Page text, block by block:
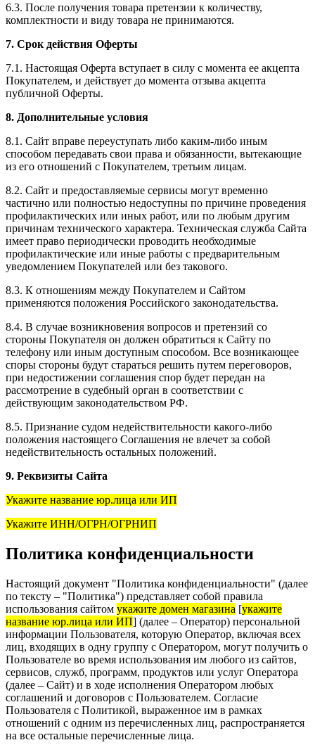
6.3. После получения товара претензии к количеству,
комплектности и виду товара не принимаются.
7. Срок действия Оферты
7.1. Настоящая Оферта вступает в силу с момента ее акцепта
Покупателем, и действует до момента отзыва акцепта
публичной Оферты.
8. Дополнительные условия
8.1. Сайт вправе переуступать либо каким-либо иным
способом передавать свои права и обязанности, вытекающие
из его отношений с Покупателем, третьим лицам.
8.2. Сайт и предоставляемые сервисы могут временно
частично или полностью недоступны по причине проведения
профилактических или иных работ, или по любым другим
причинам технического характера. Техническая служба Сайта
имеет право периодически проводить необходимые
профилактические или иные работы с предварительным
уведомлением Покупателей или без такового.
8.3. К отношениям между Покупателем и Сайтом
применяются положения Российского законодательства.
8.4. В случае возникновения вопросов и претензий со
стороны Покупателя он должен обратиться к Сайту по
телефону или иным доступным способом. Все возникающее
споры стороны будут стараться решить путем переговоров,
при недостижении соглашения спор будет передан на
рассмотрение в судебный орган в соответствии с
действующим законодательством РФ.
8.5. Признание судом недействительности какого-либо
положения настоящего Соглашения не влечет за собой
недействительность остальных положений.
9. Реквизиты Сайта
Укажите название юр.лица или ИП
Укажите ИНН/ОГРН/ОГРНИП
Политика конфиденциальности
Настоящий документ "Политика конфиденциальности" (далее
по тексту – "Политика") представляет собой правила
использования сайтом укажите домен магазина [укажите
название юр.лица или ИП] (далее – Оператор) персональной
информации Пользователя, которую Оператор, включая всех
лиц, входящих в одну группу с Оператором, могут получить о
Пользователе во время использования им любого из сайтов,
сервисов, служб, программ, продуктов или услуг Оператора
(далее – Сайт) и в ходе исполнения Оператором любых
соглашений и договоров с Пользователем. Согласие
Пользователя с Политикой, выраженное им в рамках
отношений с одним из перечисленных лиц, распространяется
на все остальные перечисленные лица.